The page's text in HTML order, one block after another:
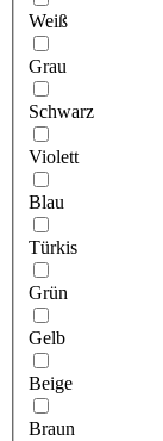
Weiß
Grau
Schwarz
Violett
Blau
Türkis
Grün
Gelb
Beige
Braun